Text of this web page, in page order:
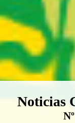
Boletín
Noticias